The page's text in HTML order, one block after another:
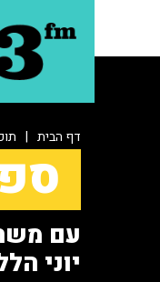
דף הבית |
עם משה
יוני